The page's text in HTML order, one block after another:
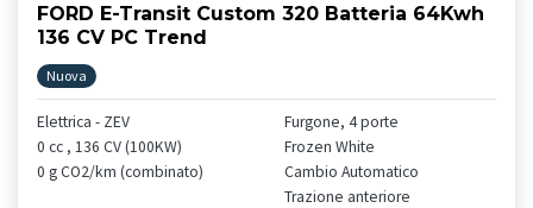
FORD E-Transit Custom 320 Batteria 64Kwh
136 CV PC Trend
Nuova
Elettrica - ZEV
0 cc , 136 CV (100KW)
0 g CO2/km (combinato)
Furgone, 4 porte
Frozen White
Cambio Automatico
Trazione anteriore